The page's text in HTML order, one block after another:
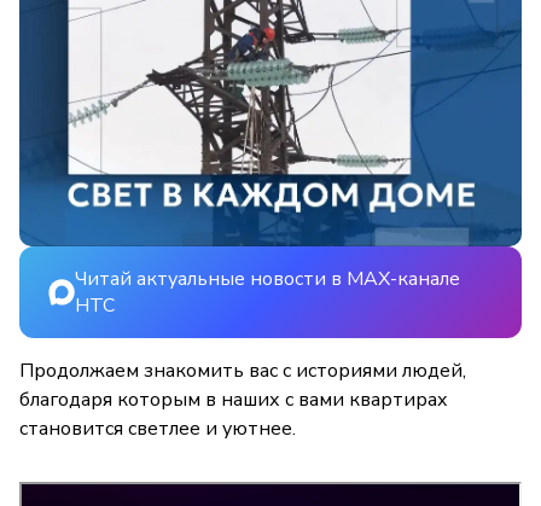
Читай актуальные новости в MAX-канале
НТС
Продолжаем знакомить вас с историями людей,
благодаря которым в наших с вами квартирах
становится светлее и уютнее.